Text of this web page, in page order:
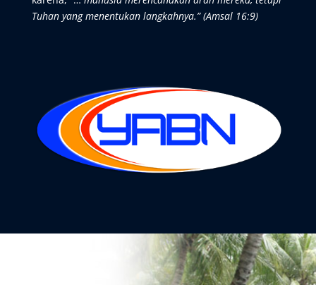
Tuhan yang menentukan langkahnya.” (Amsal 16:9)